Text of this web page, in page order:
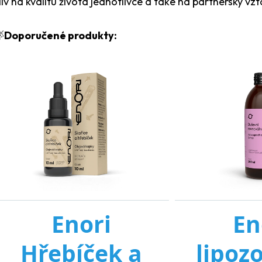
Doporučené produkty: